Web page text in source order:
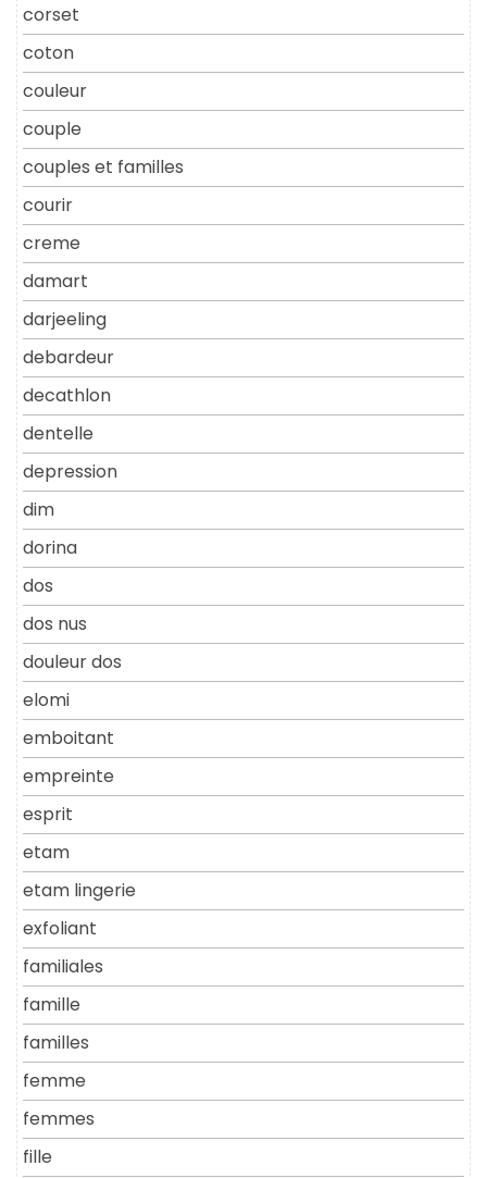
corset
coton
couleur
couple
couples et familles
courir
creme
damart
darjeeling
debardeur
decathlon
dentelle
depression
dim
dorina
dos
dos nus
douleur dos
elomi
emboitant
empreinte
esprit
etam
etam lingerie
exfoliant
familiales
famille
familles
femme
femmes
fille